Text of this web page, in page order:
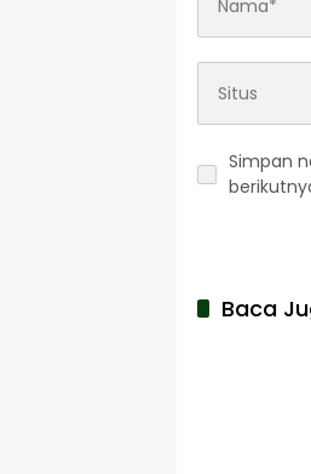
Simpan
Baca